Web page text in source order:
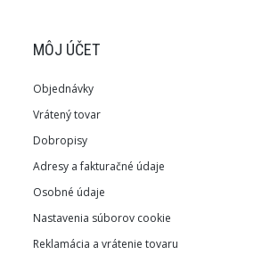
MÔJ ÚČET
Objednávky
Vrátený tovar
Dobropisy
Adresy a fakturačné údaje
Osobné údaje
Nastavenia súborov cookie
Reklamácia a vrátenie tovaru